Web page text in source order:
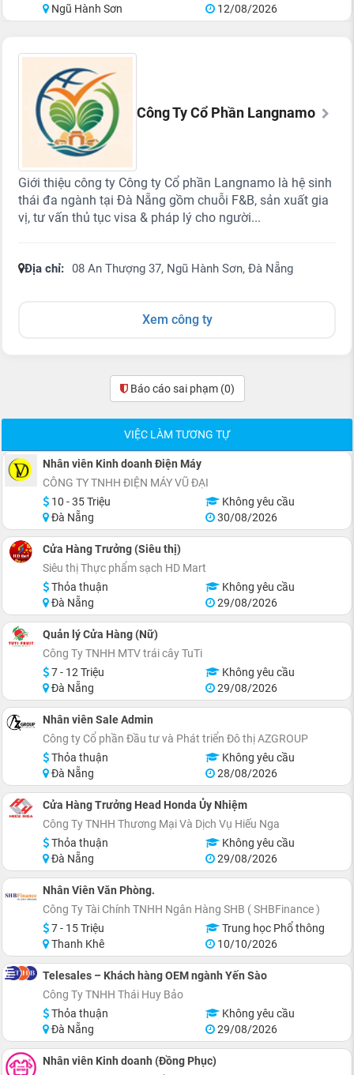
Ngũ Hành Sơn
12/08/2026
Công Ty Cổ Phần Langnamo
Giới thiệu công ty Công ty Cổ phần Langnamo là hệ sinh
thái đa ngành tại Đà Nẵng gồm chuỗi F&B, sản xuất gia
vị, tư vấn thủ tục visa & pháp lý cho người...
Địa chỉ: 08 An Thượng 37, Ngũ Hành Sơn, Đà Nẵng
Xem công ty
Báo cáo sai phạm (0)
VIỆC LÀM TƯƠNG TỰ
Nhân viên Kinh doanh Điện Máy
CÔNG TY TNHH ĐIỆN MÁY VŨ ĐẠI
10 - 35 Triệu
Không yêu cầu
Đà Nẵng
30/08/2026
Cửa Hàng Trưởng (Siêu thị)
Siêu thị Thực phẩm sạch HD Mart
Thỏa thuận
Không yêu cầu
Đà Nẵng
29/08/2026
Quản lý Cửa Hàng (Nữ)
Công Ty TNHH MTV trái cây TuTi
7 - 12 Triệu
Không yêu cầu
Đà Nẵng
29/08/2026
Nhân viên Sale Admin
Công ty Cổ phần Đầu tư và Phát triển Đô thị AZGROUP
Thỏa thuận
Không yêu cầu
Đà Nẵng
28/08/2026
Cửa Hàng Trưởng Head Honda Ủy Nhiệm
Công Ty TNHH Thương Mại Và Dịch Vụ Hiếu Nga
Thỏa thuận
Không yêu cầu
Đà Nẵng
29/08/2026
Nhân Viên Văn Phòng.
Công Ty Tài Chính TNHH Ngân Hàng SHB ( SHBFinance )
7 - 15 Triệu
Trung học Phổ thông
Thanh Khê
10/10/2026
Telesales – Khách hàng OEM ngành Yến Sào
Công Ty TNHH Thái Huy Bảo
Thỏa thuận
Không yêu cầu
Đà Nẵng
29/08/2026
Nhân viên Kinh doanh (Đồng Phục)